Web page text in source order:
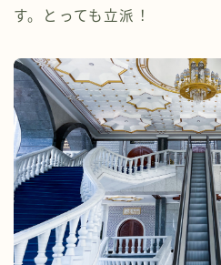
す。とっても立派！